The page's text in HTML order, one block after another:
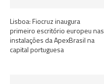
Lisboa: Fiocruz inaugura
primeiro escritório europeu nas
instalações da ApexBrasil na
capital portuguesa